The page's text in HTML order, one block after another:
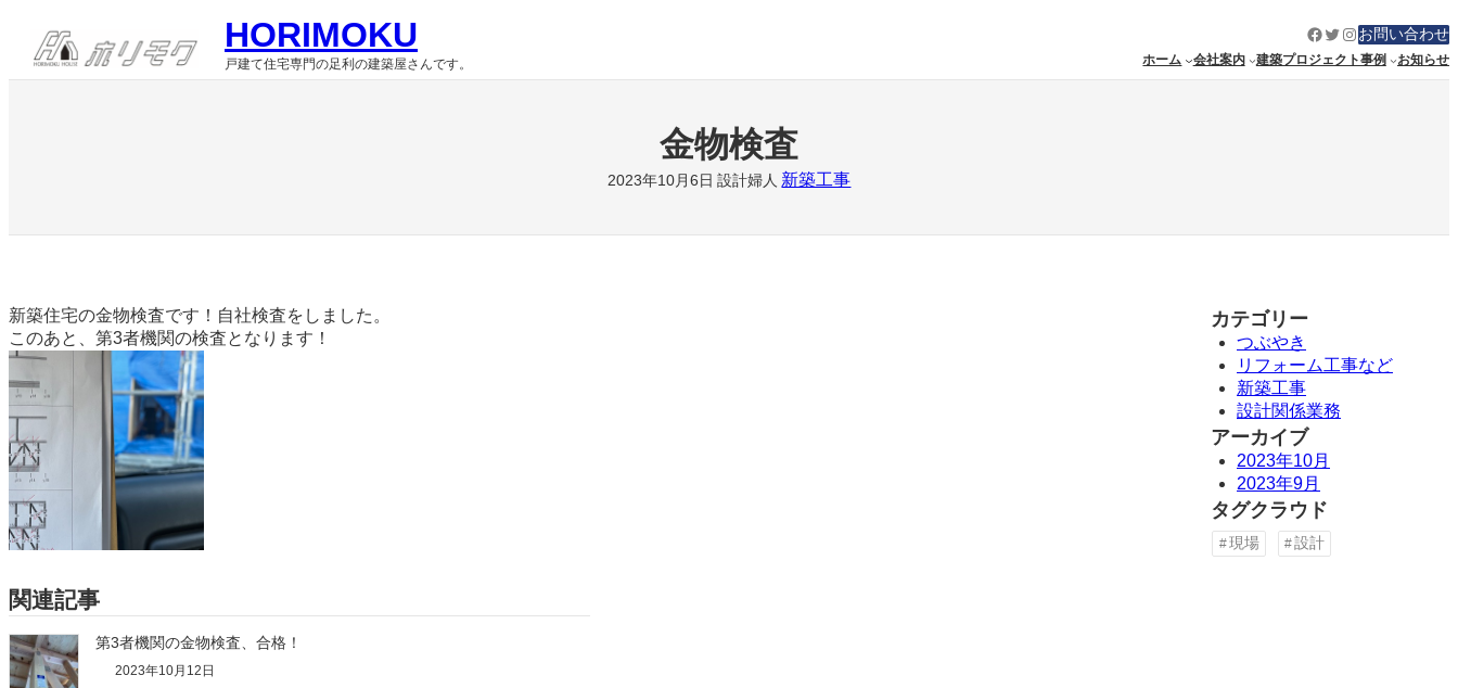
HORIMOKU
戸建て住宅専門の足利の建築屋さんです。
Facebook
Twitter
Instagram
お問い合わせ
ホーム 会社案内 建築プロジェクト事例 お知らせ
金物検査
2023年10月6日 設計婦人 新築工事
新築住宅の金物検査です！自社検査をしました。
このあと、第3者機関の検査となります！
関連記事
第3者機関の金物検査、合格！
2023年10月12日
カテゴリー
つぶやき
リフォーム工事など
新築工事
設計関係業務
アーカイブ
2023年10月
2023年9月
タグクラウド
現場 設計